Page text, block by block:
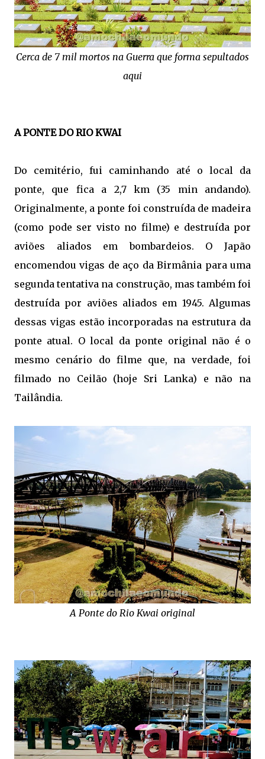
Cerca de 7 mil mortos na Guerra que forma sepultados
aqui
A PONTE DO RIO KWAI
Do cemitério, fui caminhando até o local da
ponte, que fica a 2,7 km (35 min andando).
Originalmente, a ponte foi construída de madeira
(como pode ser visto no filme) e destruída por
aviões aliados em bombardeios. O Japão
encomendou vigas de aço da Birmânia para uma
segunda tentativa na construção, mas também foi
destruída por aviões aliados em 1945. Algumas
dessas vigas estão incorporadas na estrutura da
ponte atual. O local da ponte original não é o
mesmo cenário do filme que, na verdade, foi
filmado no Ceilão (hoje Sri Lanka) e não na
Tailândia.
A Ponte do Rio Kwai original